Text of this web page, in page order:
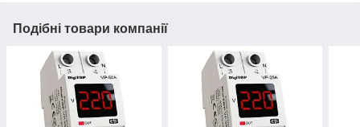
Подібні товари компанії